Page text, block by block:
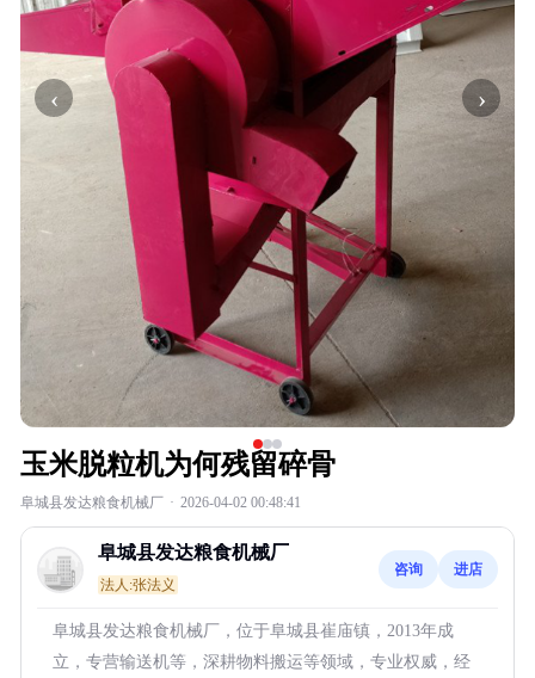
‹ ›
玉米脱粒机为何残留碎骨
阜城县发达粮食机械厂 · 2026-04-02 00:48:41
阜城县发达粮食机械厂
法人:张法义
咨询 进店
阜城县发达粮食机械厂，位于阜城县崔庙镇，2013年成
立，专营输送机等，深耕物料搬运等领域，专业权威，经